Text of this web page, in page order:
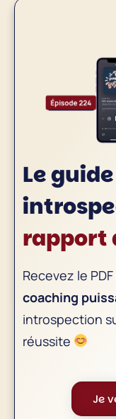
Le
rapport
Recevez le
coaching
introspection
réussite
Je